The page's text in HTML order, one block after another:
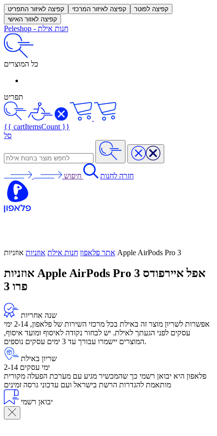
קפיצה לאיזור התפריט קפיצה לאיזור המרכזי
קפיצה לפוטר
קפיצה לאזור האישי
Peleshop - חנות אילת
כל המוצרים
תפריט
{{ cartItemsCount }}
סל
חזרה לחנות חיפוש
אתר פלאפון חנות אילת אוזניות אוזניות Apple AirPods Pro 3
אוזניות Apple AirPods Pro 3 אפל איירפודס
פרו 3
שנה אחריות
אפשרות לשריון מוצר זה באילת בכל מרכזי השירות של פלאפון, 2-14 ימי
עסקים לפני הגעתך לאילת. יש לבחור נקודה לאיסוף ומועד איסוף,
המוצרים יישמרו עבורך עד 3 ימים עסקים נוספים.
שריון באילת
2-14 ימי עסקים
פלאפון היא יבואן רשמי כך שהמכשיר מגיע עם מערכת הפעלה מקורית
מותאמת להגדרות הרשת בישראל ועם עדכוני גרסה זמינים
יבואן רשמי